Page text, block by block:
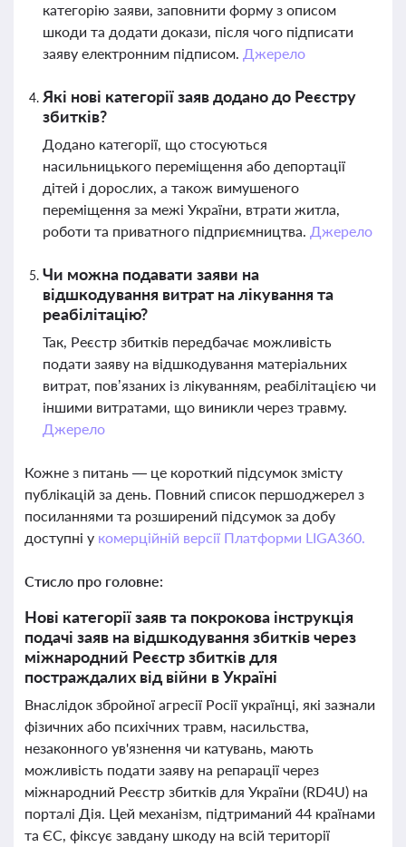
категорію заяви, заповнити форму з описом
шкоди та додати докази, після чого підписати
заяву електронним підписом. Джерело
Які нові категорії заяв додано до Реєстру
збитків?
Додано категорії, що стосуються
насильницького переміщення або депортації
дітей і дорослих, а також вимушеного
переміщення за межі України, втрати житла,
роботи та приватного підприємництва. Джерело
Чи можна подавати заяви на
відшкодування витрат на лікування та
реабілітацію?
Так, Реєстр збитків передбачає можливість
подати заяву на відшкодування матеріальних
витрат, пов’язаних із лікуванням, реабілітацією чи
іншими витратами, що виникли через травму.
Джерело
Кожне з питань — це короткий підсумок змісту
публікацій за день. Повний список першоджерел з
посиланнями та розширений підсумок за добу
доступні у комерційній версії Платформи LIGA360.
Стисло про головне:
Нові категорії заяв та покрокова інструкція
подачі заяв на відшкодування збитків через
міжнародний Реєстр збитків для
постраждалих від війни в Україні
Внаслідок збройної агресії Росії українці, які зазнали
фізичних або психічних травм, насильства,
незаконного ув'язнення чи катувань, мають
можливість подати заяву на репарації через
міжнародний Реєстр збитків для України (RD4U) на
порталі Дія. Цей механізм, підтриманий 44 країнами
та ЄС, фіксує завдану шкоду на всій території